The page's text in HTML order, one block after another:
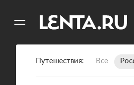
Путешествия Все